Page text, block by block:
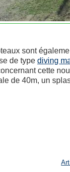
sont
de type diving
cette
de 40m, un